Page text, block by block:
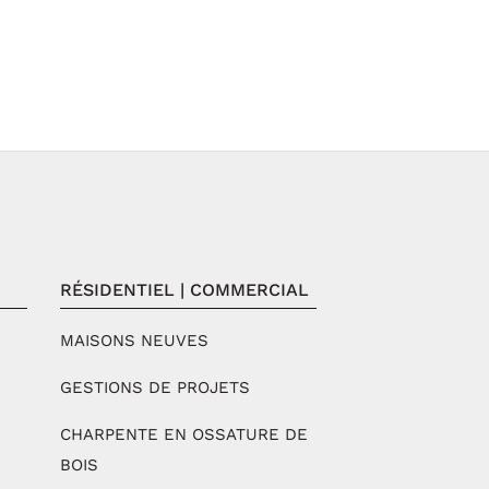
RÉSIDENTIEL | COMMERCIAL
MAISONS NEUVES
GESTIONS DE PROJETS
CHARPENTE EN OSSATURE DE
BOIS